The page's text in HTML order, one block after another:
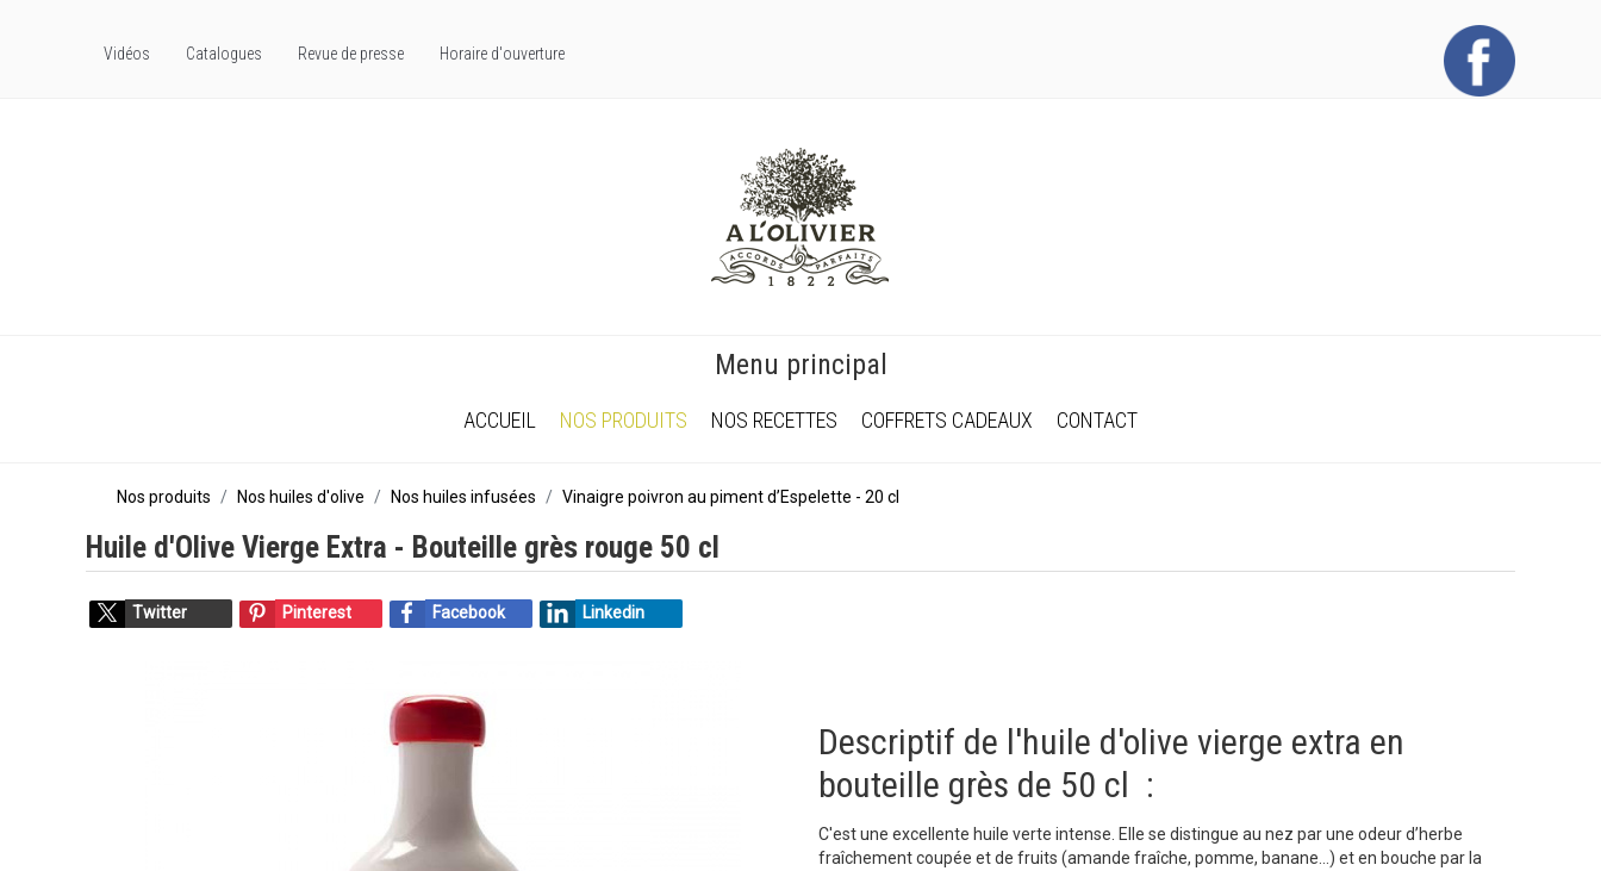
Vidéos Catalogues Revue de presse Horaire d'ouverture
Menu principal
ACCUEIL NOS PRODUITS NOS RECETTES COFFRETS CADEAUX CONTACT
Nos produits Nos huiles d'olive Nos huiles infusées Vinaigre poivron au piment d’Espelette - 20 cl
Huile d'Olive Vierge Extra - Bouteille grès rouge 50 cl
Twitter Pinterest Facebook Linkedin
Descriptif de l'huile d'olive vierge extra en
bouteille grès de 50 cl :
C'est une excellente huile verte intense. Elle se distingue au nez par une odeur d’herbe
fraîchement coupée et de fruits (amande fraîche, pomme, banane…) et en bouche par la